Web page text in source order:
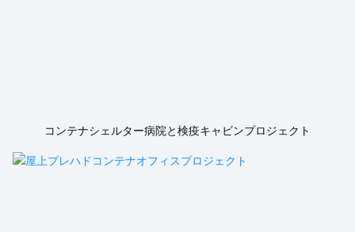
コンテナシェルター病院と検疫キャビンプロジェクト